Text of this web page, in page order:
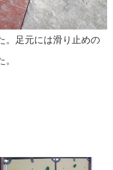
。足元には滑り止めの